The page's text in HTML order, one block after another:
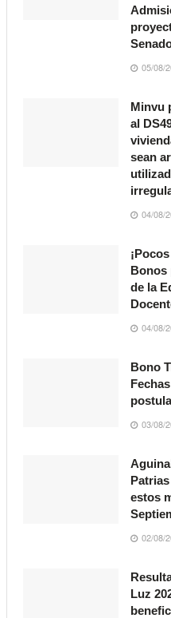
05/08/
Minvu
al
sean
04/08/
Bonos
de la
04/08/
Bono
03/08/
estos
02/08/
Luz